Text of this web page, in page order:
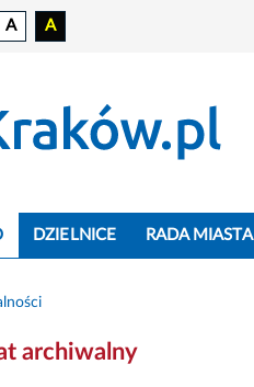
A A
DZIELNICE RADA MIASTA
archiwalny